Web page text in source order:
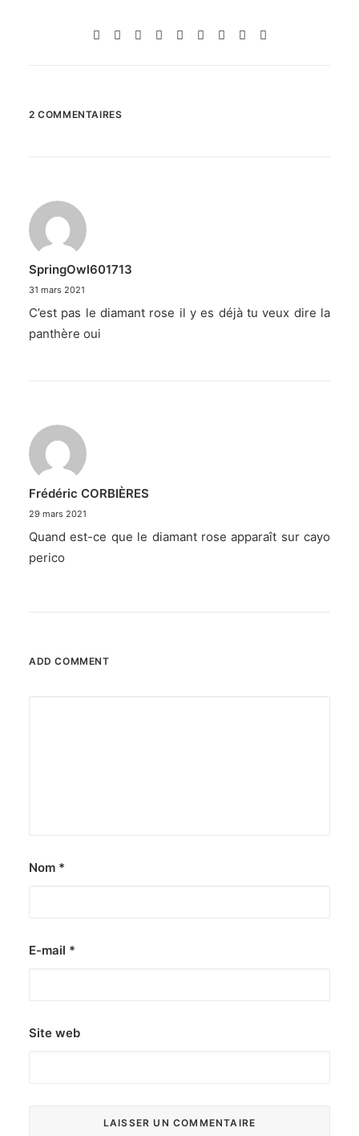
2 COMMENTAIRES
SpringOwl601713
31 mars 2021
C’est pas le diamant rose il y es déjà tu veux dire la
panthère oui
Frédéric CORBIÈRES
29 mars 2021
Quand est-ce que le diamant rose apparaît sur cayo
perico
ADD COMMENT
Nom *
E-mail *
Site web